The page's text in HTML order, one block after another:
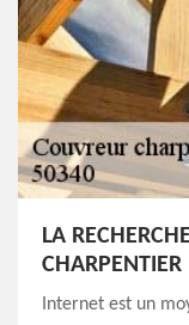
LA
Internet est un